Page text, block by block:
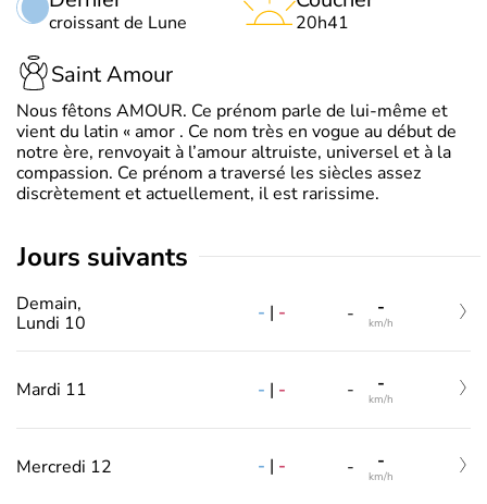
croissant de Lune 20h41
Saint Amour
Nous fêtons AMOUR. Ce prénom parle de lui-même et
vient du latin « amor . Ce nom très en vogue au début de
notre ère, renvoyait à l’amour altruiste, universel et à la
compassion. Ce prénom a traversé les siècles assez
discrètement et actuellement, il est rarissime.
jours suivants
Demain,
Lundi 10
- | - - -
km/h
Mardi 11 - | - - -
km/h
Mercredi 12 - | - - -
km/h